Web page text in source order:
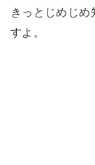
きっとじめじめ
すよ。